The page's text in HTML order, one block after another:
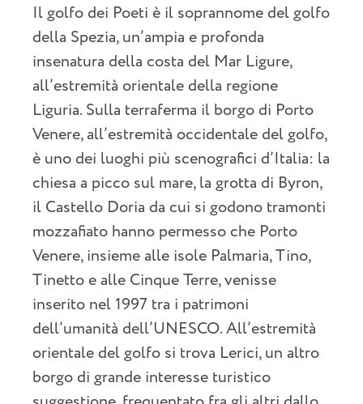
Il golfo dei Poeti è il soprannome del golfo
della Spezia, un’ampia e profonda
insenatura della costa del Mar Ligure,
all’estremità orientale della regione
Liguria. Sulla terraferma il borgo di Porto
Venere, all’estremità occidentale del golfo,
è uno dei luoghi più scenografici d’Italia: la
chiesa a picco sul mare, la grotta di Byron,
il Castello Doria da cui si godono tramonti
mozzafiato hanno permesso che Porto
Venere, insieme alle isole Palmaria, Tino,
Tinetto e alle Cinque Terre, venisse
inserito nel 1997 tra i patrimoni
dell’umanità dell’UNESCO. All’estremità
orientale del golfo si trova Lerici, un altro
borgo di grande interesse turistico